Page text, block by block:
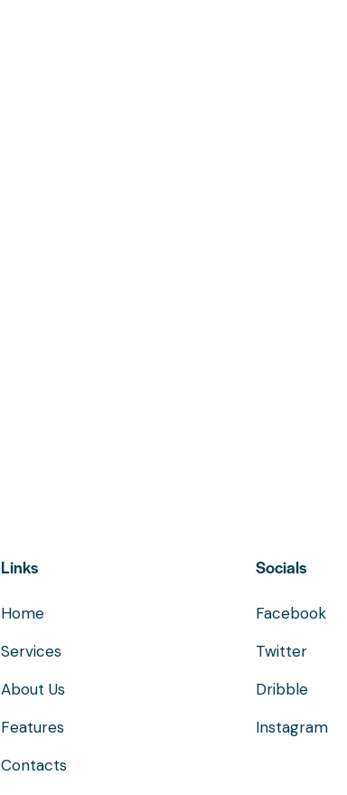
Links
Home
Services
About Us
Features
Contacts
Socials
Facebook
Twitter
Dribble
Instagram